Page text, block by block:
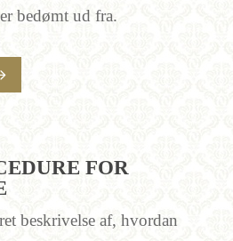
bedømt ud fra.
FOR
beskrivelse af, hvordan